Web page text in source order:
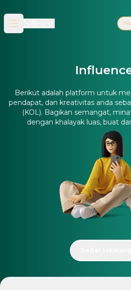
Open main menu
Berikut adalah platform untuk
pendapat, dan kreativitas anda
(KOL). Bagikan semangat,
dengan khalayak luas, buat